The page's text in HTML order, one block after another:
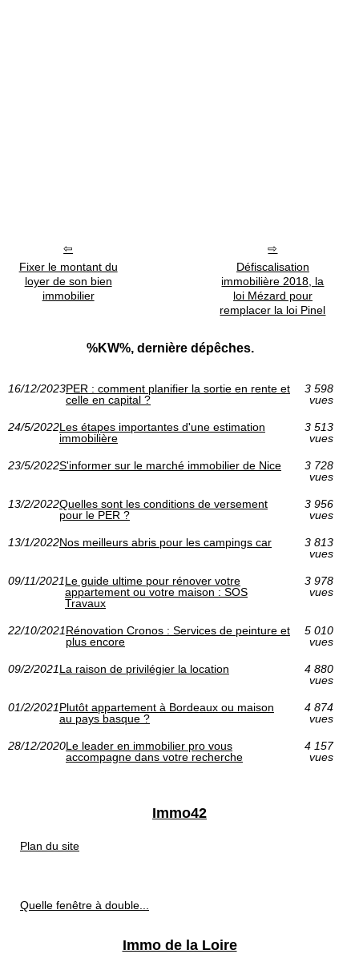
Fixer le montant du
loyer de son bien
immobilier
Défiscalisation
immobilière 2018, la
loi Mézard pour
remplacer la loi Pinel
%KW%, dernière dépêches.
16/12/2023PER : comment planifier la sortie en rente et
celle en capital ?
3 598
vues
24/5/2022Les étapes importantes d'une estimation
immobilière
3 513
vues
23/5/2022S'informer sur le marché immobilier de Nice
3 728
vues
13/2/2022Quelles sont les conditions de versement
pour le PER ?
3 956
vues
13/1/2022Nos meilleurs abris pour les campings car
3 813
vues
09/11/2021Le guide ultime pour rénover votre
appartement ou votre maison : SOS
Travaux
3 978
vues
22/10/2021Rénovation Cronos : Services de peinture et
plus encore
5 010
vues
09/2/2021La raison de privilégier la location
4 880
vues
01/2/2021Plutôt appartement à Bordeaux ou maison
au pays basque ?
4 874
vues
28/12/2020Le leader en immobilier pro vous
accompagne dans votre recherche
4 157
vues
Immo42
Plan du site
Quelle fenêtre à double...
Immo de la Loire